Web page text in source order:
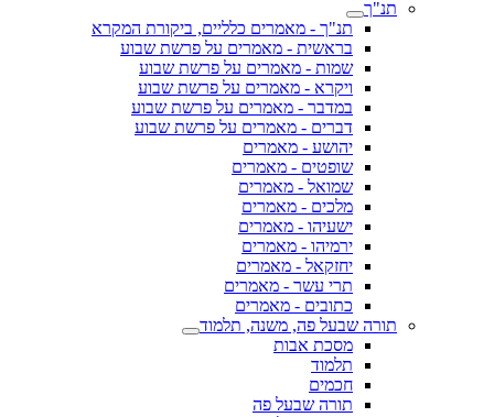
תנ"ך
תנ"ך - מאמרים כלליים, ביקורת המקרא
בראשית - מאמרים על פרשת שבוע
שמות - מאמרים על פרשת שבוע
ויקרא - מאמרים על פרשת שבוע
במדבר - מאמרים על פרשת שבוע
דברים - מאמרים על פרשת שבוע
יהושע - מאמרים
שופטים - מאמרים
שמואל - מאמרים
מלכים - מאמרים
ישעיהו - מאמרים
ירמיהו - מאמרים
יחזקאל - מאמרים
תרי עשר - מאמרים
כתובים - מאמרים
תורה שבעל פה, משנה, תלמוד
מסכת אבות
תלמוד
חכמים
תורה שבעל פה